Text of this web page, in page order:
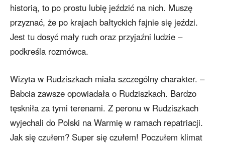
historią, to po prostu lubię jeździć na nich. Muszę
przyznać, że po krajach bałtyckich fajnie się jeździ.
Jest tu dosyć mały ruch oraz przyjaźni ludzie –
podkreśla rozmówca.
Wizyta w Rudziszkach miała szczególny charakter. –
Babcia zawsze opowiadała o Rudziszkach. Bardzo
tęskniła za tymi terenami. Z peronu w Rudziszkach
wyjechali do Polski na Warmię w ramach repatriacji.
Jak się czułem? Super się czułem! Poczułem klimat